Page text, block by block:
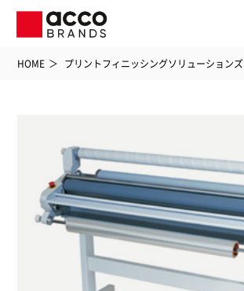
HOME プリントフィニッシングソリューションズ